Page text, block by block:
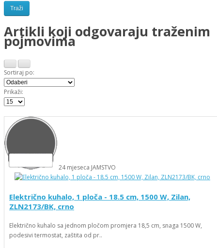
Artikli koji odgovaraju traženim
pojmovima
Sortiraj po:
Prikaži:
24 mjeseca JAMSTVO
Električno kuhalo, 1 ploča - 18.5 cm, 1500 W, Zilan,
ZLN2173/BK, crno
Električno kuhalo sa jednom pločom promjera 18,5 cm, snaga 1500 W,
podesivi termostat, zaštita od pr..